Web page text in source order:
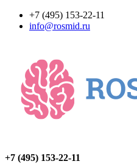
Перейти+7 (495) 153-22-11
info@rosmid.ru
+7 (495) 153-22-11